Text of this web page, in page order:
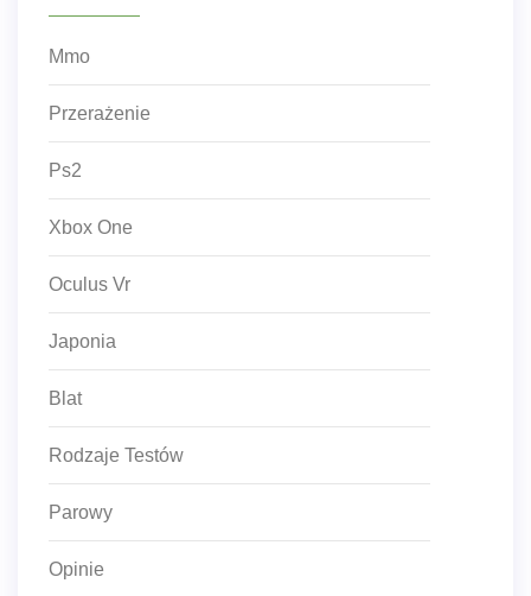
Mmo
Przerażenie
Ps2
Xbox One
Oculus Vr
Japonia
Blat
Rodzaje Testów
Parowy
Opinie